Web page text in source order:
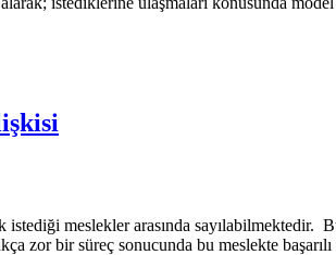
meslekler arasında sayılabilmektedir.
zor bir süreç sonucunda bu meslekte